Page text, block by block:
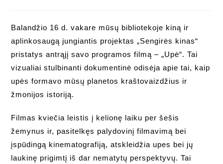
Balandžio 16 d. vakare mūsų bibliotekoje kiną ir
aplinkosaugą jungiantis projektas „Sengirės kinas“
pristatys antrąjį savo programos filmą – „Upė“. Tai
vizualiai stulbinanti dokumentinė odisėja apie tai, kaip
upės formavo mūsų planetos kraštovaizdžius ir
žmonijos istoriją.
Filmas kviečia leistis į kelionę laiku per šešis
žemynus ir, pasitelkęs palydovinį filmavimą bei
įspūdingą kinematografiją, atskleidžia upes bei jų
laukinę prigimtį iš dar nematytų perspektyvų. Tai